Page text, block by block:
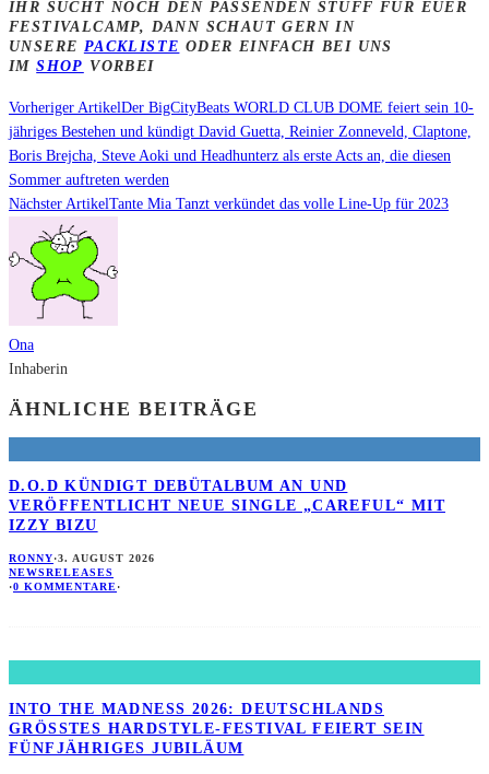
IHR SUCHT NOCH DEN PASSENDEN STUFF FÜR EUER
FESTIVALCAMP, DANN SCHAUT GERN IN
UNSERE PACKLISTE ODER EINFACH BEI UNS
IMSHOP VORBEI
Vorheriger ArtikelDer BigCityBeats WORLD CLUB DOME feiert sein 10-
jähriges Bestehen und kündigt David Guetta, Reinier Zonneveld, Claptone,
Boris Brejcha, Steve Aoki und Headhunterz als erste Acts an, die diesen
Sommer auftreten werden
Nächster ArtikelTante Mia Tanzt verkündet das volle Line-Up für 2023
Ona
Inhaberin
ÄHNLICHE BEITRÄGE
D.O.D KÜNDIGT DEBÜTALBUM AN UND
VERÖFFENTLICHT NEUE SINGLE „CAREFUL“ MIT
IZZY BIZU
RONNY·3. AUGUST 2026
NEWSRELEASES
·0 KOMMENTARE·
INTO THE MADNESS 2026: DEUTSCHLANDS
GRÖSSTES HARDSTYLE-FESTIVAL FEIERT SEIN F
ÜNFJÄHRIGES JUBILÄUM